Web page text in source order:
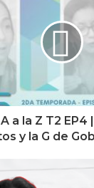
A a la Z T2
y la G de